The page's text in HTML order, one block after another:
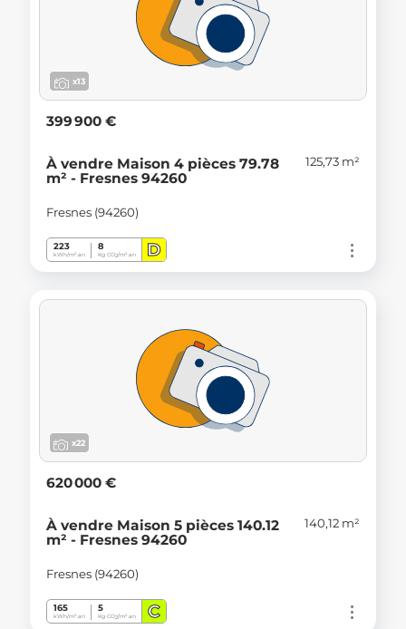
x13
399 900 €
À vendre Maison 4 pièces 79.78
m² - Fresnes 94260
125,73 m²
Fresnes (94260)
223
kWh/m².an
8
Kg CO2/m².an D
x22
620 000 €
À vendre Maison 5 pièces 140.12
m² - Fresnes 94260
140,12 m²
Fresnes (94260)
165
kWh/m².an
5
Kg CO2/m².an C